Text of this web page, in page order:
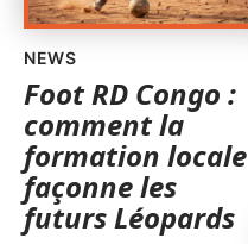
NEWS
Foot RD Congo :
comment la
formation locale
façonne les
futurs Léopards